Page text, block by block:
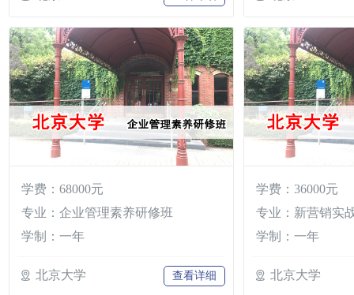
学费：68000元
专业：企业管理素养研修班
学制：一年
北京大学 查看详细
学费：36000元
专业：新营销实
学制：一年
北京大学